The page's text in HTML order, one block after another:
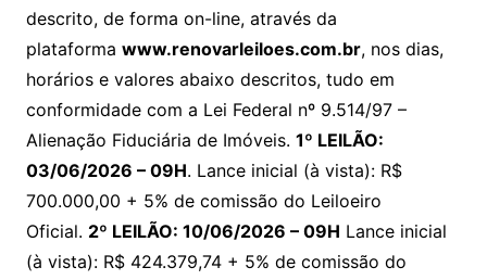
descrito, de forma on-line, através da
plataforma www.renovarleiloes.com.br, nos dias,
horários e valores abaixo descritos, tudo em
conformidade com a Lei Federal nº 9.514/97 –
Alienação Fiduciária de Imóveis. 1º LEILÃO:
03/06/2026 – 09H. Lance inicial (à vista): R$
700.000,00 + 5% de comissão do Leiloeiro
Oficial. 2º LEILÃO: 10/06/2026 – 09H Lance inicial
(à vista): R$424.379,74 + 5% de comissão do